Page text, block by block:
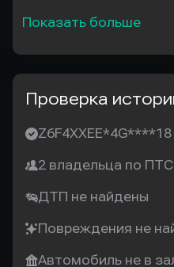
Показать больше
Проверка
Z6F4XXEE*4G****18
2 владельца по ПТС
ДТП не найдены
Повреждения не
Автомобиль не в